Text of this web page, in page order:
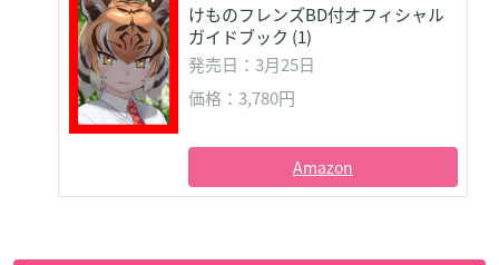
けものフレンズBD付オフィシャル
ガイドブック (1)
発売日：3月25日
価格：3,780円
Amazon